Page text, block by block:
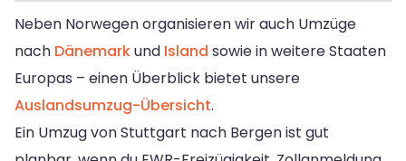
Neben Norwegen organisieren wir auch Umzüge
nach Dänemarkund Island sowie in weitere Staaten
Europas – einen Überblick bietet unsere
Auslandsumzug-Übersicht.
Ein Umzug von Stuttgart nach Bergen ist gut